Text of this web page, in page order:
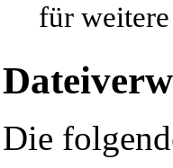
für
Die
Diese Seite wurde